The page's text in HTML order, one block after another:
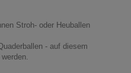
Stroh- oder Heuballen
- auf diesem